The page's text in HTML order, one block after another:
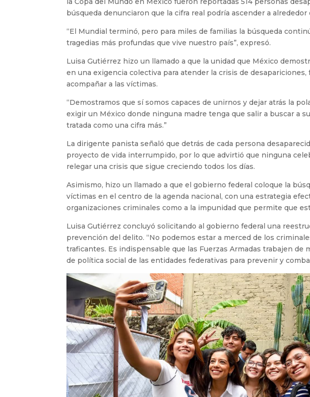
búsqueda denunciaron que la cifra real podría ascender a alrededor
“El Mundial terminó, pero para miles de familias la búsqueda
tragedias más profundas que vive nuestro país”, expresó.
Luisa Gutiérrez hizo un llamado a que la unidad que México
en una exigencia colectiva para atender la crisis de
acompañar a las víctimas.
“Demostramos que sí somos capaces de unirnos y dejar atrás la
exigir un México donde ninguna madre tenga que salir a buscar a
tratada como una cifra más.”
La dirigente panista señaló que detrás de cada persona
proyecto de vida interrumpido, por lo que advirtió que ninguna
relegar una crisis que sigue creciendo todos los días.
Asimismo, hizo un llamado a que el gobierno federal coloque la
víctimas en el centro de la agenda nacional, con una estrategia
organizaciones criminales como a la impunidad que permite que
Luisa Gutiérrez concluyó solicitando al gobierno federal una
prevención del delito. “No podemos estar a merced de los
traficantes. Es indispensable que las Fuerzas Armadas trabajen de
de política social de las entidades federativas para prevenir y